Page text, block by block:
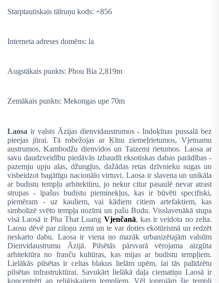
Starptautiskais tālruņu kods: +856
Interneta adreses domēns: la
Augstākais punkts: Phou Bia 2,819m
Zemākais punkts: Mekongas upe 70m
Laosa ir valsts Āzijas dienvidaustrumos - Indoķīnas pussalā bez
pieejas jūrai. Tā robežojas ar Ķīnu ziemeļrietumos, Vjetnamu
austrumos, Kambodžu dienvidos un Taizemi rietumos. Laosa ar
savu daudzveidību piedāvās izbaudīt eksotiskas dabas parādības -
pazemju upju alas, džungļus, dažādas retas dzīvnieku sugas un
visbeidzot bagātīgu nacionālo virtuvi. Laosa ir slavena un unikāla
ar budistu tempļu arhitektūru, jo nekur citur pasaulē nevar atrast
strupas - īpašus budistu pieminekļus, kas ir būvēti specifiski,
piemēram - uz kauliem, vai kādiem citiem artefaktiem, kas
simbolizē svēto tempļa nozīmi un pašu Budu. Visslavenākā stupa
visā Laosā ir Pha That Luang Vjenčanā, kas ir veidota no zelta.
Laosu dēvē par ziloņu zemi un te var doties ekotūrismā un redzēt
neskarto dabu. Laosa ir viena no mazāk urbanizētajām valstīm
Dienvidaustrumu Āzijā. Pilsētās pārsvarā vērojama aizgūta
arhitektūra no franču kultūras, kas mijas ar budistu tempļiem.
Lielākās pilsētas ir celtas blakus lielām upēm, lai tās palīdzētu
pilsētas infrastruktūrai. Savukārt lielākā daļa ciematiņu Laosā ir
koncentrēti ap reliģiskajiem tempļiem. Vēl joprojām šie tempļi